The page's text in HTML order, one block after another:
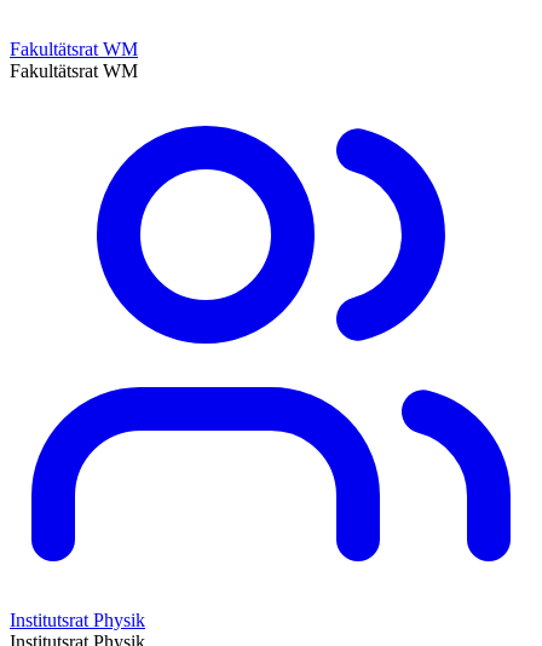
Fakultätsrat WM
Fakultätsrat WM
Institutsrat Physik
Institutsrat Physik